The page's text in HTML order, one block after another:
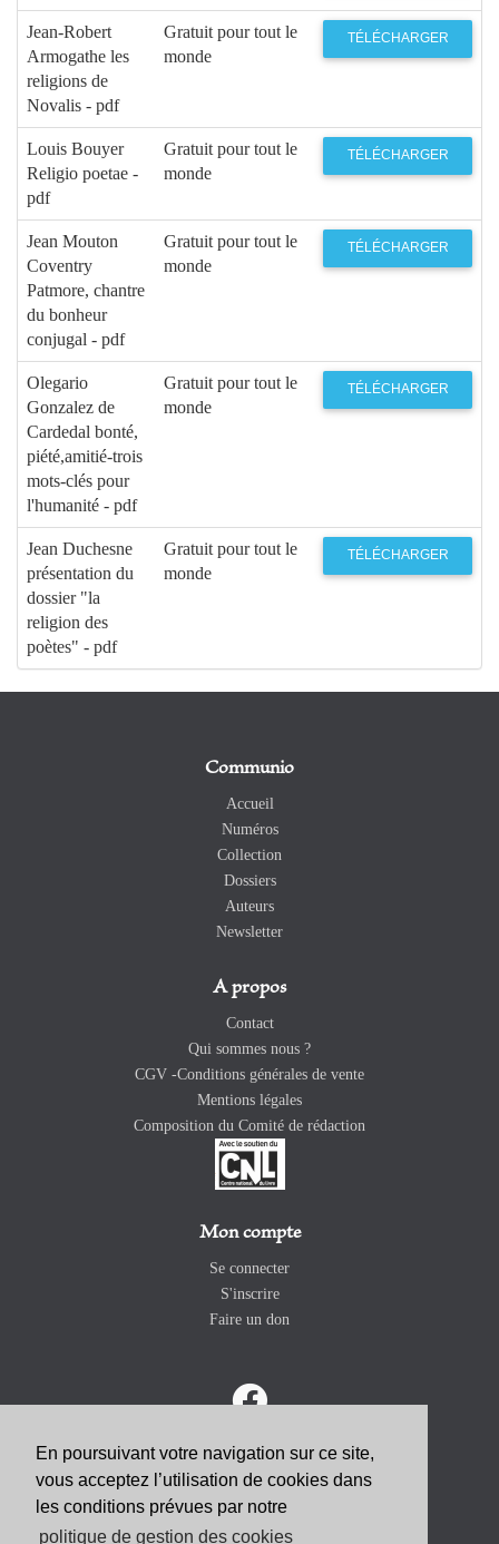
En poursuivant votre navigation sur ce site,
vous acceptez l’utilisation de cookies dans
les conditions prévues par notre
politique de gestion des cookies
Jean-Robert
Armogathe les
religions de
Novalis - pdf
Gratuit pour tout le
monde
TÉLÉCHARGER
Louis Bouyer
Religio poetae -
pdf
Gratuit pour tout le
monde
TÉLÉCHARGER
Jean Mouton
Coventry
Patmore, chantre
du bonheur
conjugal - pdf
Gratuit pour tout le
monde
TÉLÉCHARGER
Olegario
Gonzalez de
Cardedal bonté,
piété,amitié-trois
mots-clés pour
l'humanité - pdf
Gratuit pour tout le
monde
TÉLÉCHARGER
Jean Duchesne
présentation du
dossier "la
religion des
poètes" - pdf
Gratuit pour tout le
monde
TÉLÉCHARGER
Communio
Accueil
Numéros
Collection
Dossiers
Auteurs
Newsletter
A propos
Contact
Qui sommes nous ?
CGV -Conditions générales de vente
Mentions légales
Composition du Comité de rédaction
Mon compte
Se connecter
S'inscrire
Faire un don
ABONNEZ-VOUS